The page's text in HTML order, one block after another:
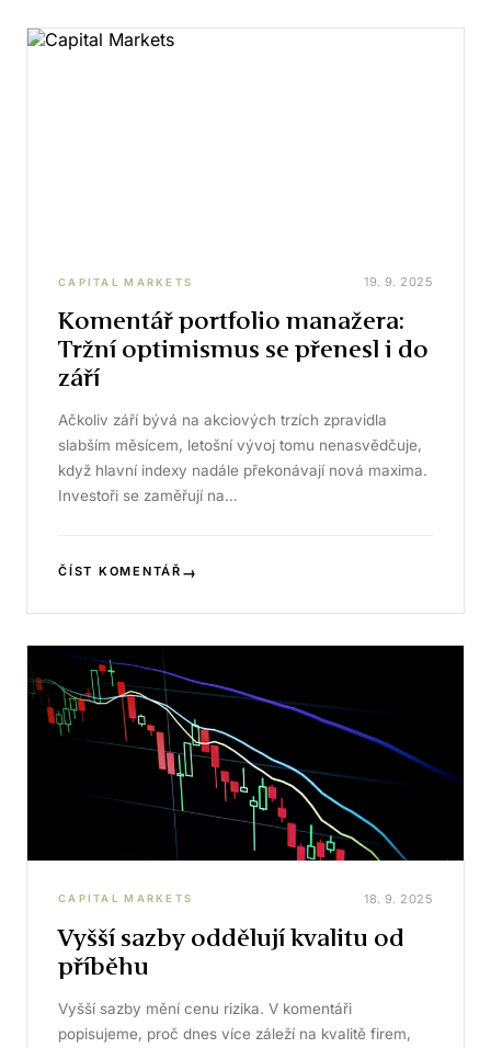
CAPITAL MARKETS 19. 9. 2025
Komentář portfolio manažera:
Tržní optimismus se přenesl i do
září
Ačkoliv září bývá na akciových trzích zpravidla
slabším měsícem, letošní vývoj tomu nenasvědčuje,
když hlavní indexy nadále překonávají nová maxima.
Investoři se zaměřují na…
ČÍST KOMENTÁŘ →
CAPITAL MARKETS 18. 9. 2025
Vyšší sazby oddělují kvalitu od
příběhu
Vyšší sazby mění cenu rizika. V komentáři
popisujeme, proč dnes více záleží na kvalitě firem,